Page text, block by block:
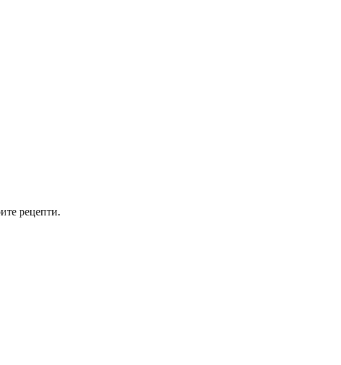
рецепти.